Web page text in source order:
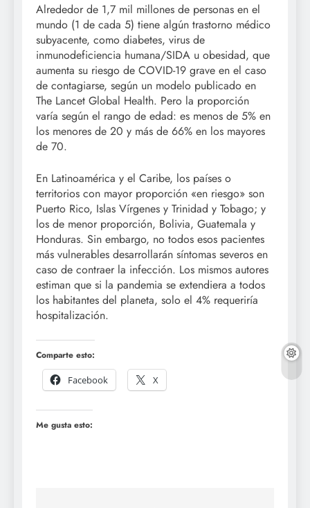
Alrededor de 1,7 mil millones de personas en el
mundo (1 de cada 5) tiene algún trastorno médico
subyacente, como diabetes, virus de
inmunodeficiencia humana/SIDA u obesidad, que
aumenta su riesgo de COVID-19 grave en el caso
de contagiarse, según un modelo publicado en
The Lancet Global Health. Pero la proporción
varía según el rango de edad: es menos de 5% en
los menores de 20 y más de 66% en los mayores
de 70.
En Latinoamérica y el Caribe, los países o
territorios con mayor proporción «en riesgo» son
Puerto Rico, Islas Vírgenes y Trinidad y Tobago; y
los de menor proporción, Bolivia, Guatemala y
Honduras. Sin embargo, no todos esos pacientes
más vulnerables desarrollarán síntomas severos en
caso de contraer la infección. Los mismos autores
estiman que si la pandemia se extendiera a todos
los habitantes del planeta, solo el 4% requeriría
hospitalización.
Comparte esto:
Facebook
X
Me gusta esto: